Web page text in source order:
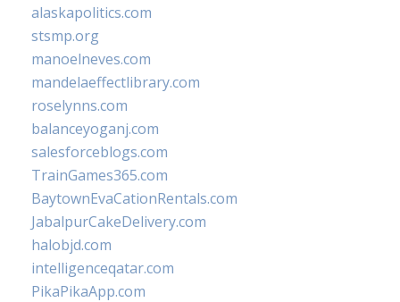
alaskapolitics.com
stsmp.org
manoelneves.com
mandelaeffectlibrary.com
roselynns.com
balanceyoganj.com
salesforceblogs.com
TrainGames365.com
BaytownEvaCationRentals.com
JabalpurCakeDelivery.com
halobjd.com
intelligenceqatar.com
PikaPikaApp.com